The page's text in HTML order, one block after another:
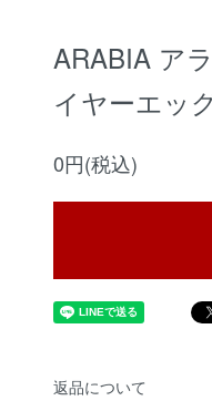
ARABIA ア
イヤーエッ
0円(税込)
返品について